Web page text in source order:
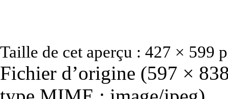
Taille de cet aperçu : 427 × 599
Fichier d’origine (597 ×